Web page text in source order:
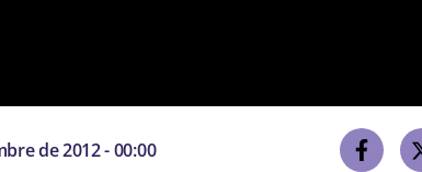
de 2012 - 00:00